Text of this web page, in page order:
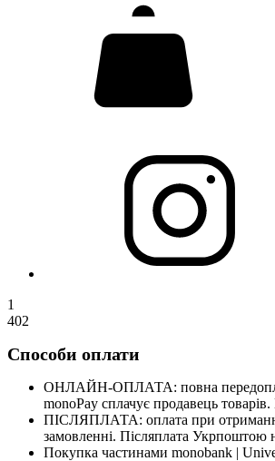
1
402
Способи оплати
ОНЛАЙН-ОПЛАТА: повна передоплата
monoPay сплачує продавець
ПІСЛЯПЛАТА: оплата при отриманні
замовленні. Післяплата Укрпоштою
Покупка частинами monobank |